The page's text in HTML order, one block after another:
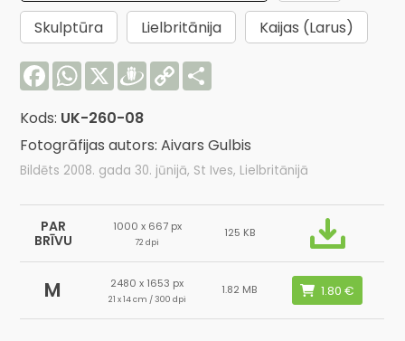
Skulptūra
Lielbritānija
Kaijas (Larus)
FacebookWhatsApp
X Draugiem
Copy
Link
Kods: UK-260-08
Fotogrāfijas autors: Aivars Gulbis
Bildēts 2008. gada 30. jūnijā, St Ives, Lielbritānijā
PAR
BRĪVU
1000 x 667 px
72 dpi
125 KB
M 2480 x 1653 px
21 x 14 cm / 300 dpi
1.82 MB